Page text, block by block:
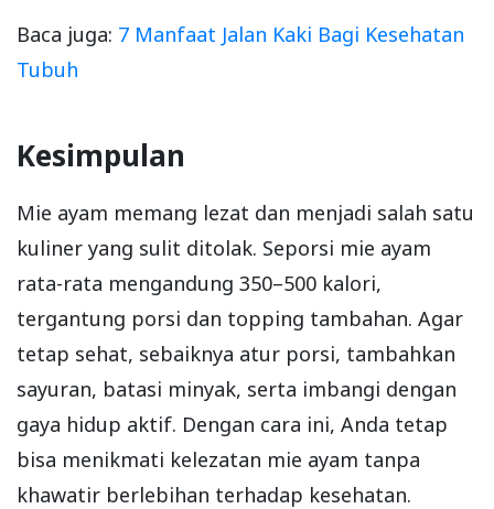
Baca juga: 7 Manfaat Jalan Kaki Bagi Kesehatan
Tubuh
Kesimpulan
Mie ayam memang lezat dan menjadi salah satu
kuliner yang sulit ditolak. Seporsi mie ayam
rata-rata mengandung 350–500 kalori,
tergantung porsi dan topping tambahan. Agar
tetap sehat, sebaiknya atur porsi, tambahkan
sayuran, batasi minyak, serta imbangi dengan
gaya hidup aktif. Dengan cara ini, Anda tetap
bisa menikmati kelezatan mie ayam tanpa
khawatir berlebihan terhadap kesehatan.